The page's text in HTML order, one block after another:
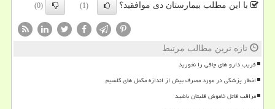
با این مطلب بیمارستان دی موافقید؟ (1)
(0)
تازه ترین مطالب مرتبط
فریب دارو های چاقی را نخورید
اخطار پزشکی در مورد مصرف بیش از اندازه مکمل های کلسیم
مراقب قاتل خاموش قلبتان باشید